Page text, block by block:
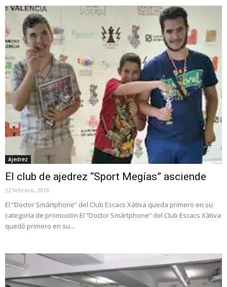
Ajedrez
El club de ajedrez “Sport Megías” asciende
22 febrero, 2016
El “Doctor Smártphone” del Club Escacs Xàtiva queda primero en su
categoría de promoción El “Doctor Smártphone” del Club Escacs Xàtiva
quedó primero en su...